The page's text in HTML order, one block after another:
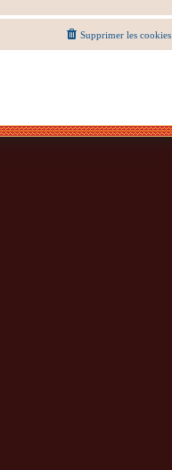
Supprimer les cookies